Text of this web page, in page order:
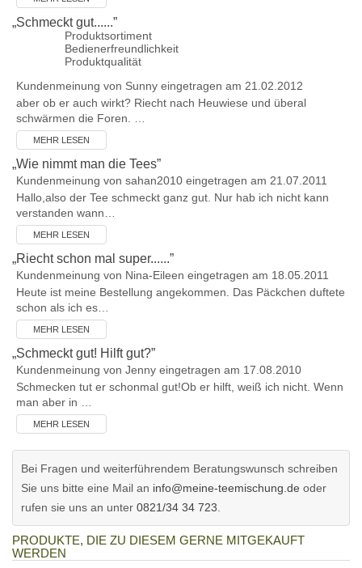
„Schmeckt gut......”
Produktsortiment
Bedienerfreundlichkeit
Produktqualität
Kundenmeinung von Sunny eingetragen am 21.02.2012
aber ob er auch wirkt? Riecht nach Heuwiese und überal
schwärmen die Foren. …
MEHR LESEN
„Wie nimmt man die Tees”
Kundenmeinung von sahan2010 eingetragen am 21.07.2011
Hallo,also der Tee schmeckt ganz gut. Nur hab ich nicht kann
verstanden wann…
MEHR LESEN
„Riecht schon mal super......”
Kundenmeinung von Nina-Eileen eingetragen am 18.05.2011
Heute ist meine Bestellung angekommen. Das Päckchen duftete
schon als ich es…
MEHR LESEN
„Schmeckt gut! Hilft gut?”
Kundenmeinung von Jenny eingetragen am 17.08.2010
Schmecken tut er schonmal gut!Ob er hilft, weiß ich nicht. Wenn
man aber in …
MEHR LESEN
Bei Fragen und weiterführendem Beratungswunsch schreiben
Sie uns bitte eine Mail an info@meine-teemischung.de oder
rufen sie uns an unter 0821/34 34 723
PRODUKTE, DIE ZU DIESEM GERNE MITGEKAUFT
WERDEN